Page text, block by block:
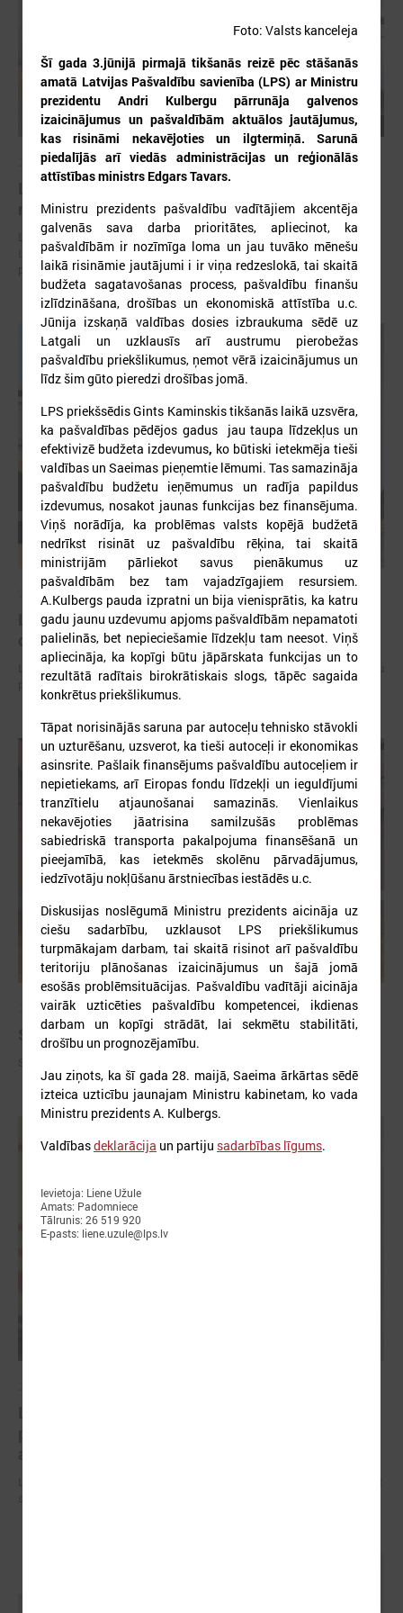
2026. gada 30. jūlijs
Latvijas Pašvaldību savienības un Iekšlietu
ministrijas sarunas
Latvijas Pašvaldību savienība aicina piedalīties Iekšlietu ministrijas un
Latvijas Pašvaldību savienības sarunās, kas notiks šī gada 5. augustā
plkst. 14:30 LPS 4. stāva zālē (Mazā Pils iela 1, Rīga).
2026. gada 15. jūlijs
LPS: Interaktīvā karte vienkopus parāda plašu un
detalizētu informāciju par skolu tīklu Latvijā
LPS: Interaktīvā karte vienkopus parāda plašu un detalizētu informāciju
par skolu tīklu Latvijā
2026. gada 09. jūlijs
Sumināti Latvijas labākie tirgotāji
Foto: Valsts kanceleja
Šī gada 3.jūnijā pirmajā tikšanās reizē pēc stāšanās
amatā Latvijas Pašvaldību savienība (LPS) ar Ministru
prezidentu Andri Kulbergu pārrunāja galvenos
izaicinājumus un pašvaldībām aktuālos jautājumus,
kas risināmi nekavējoties un ilgtermiņā. Sarunā
piedalījās arī viedās administrācijas un reģionālās
attīstības ministrs Edgars Tavars.
Ministru prezidents pašvaldību vadītājiem akcentēja
galvenās sava darba prioritātes, apliecinot, ka
pašvaldībām ir nozīmīga loma un jau tuvāko mēnešu
laikā risināmie jautājumi i ir viņa redzeslokā, tai skaitā
budžeta sagatavošanas process, pašvaldību finanšu
izlīdzināšana, drošības un ekonomiskā attīstība u.c.
Jūnija izskaņā valdības dosies izbraukuma sēdē uz
Latgali un uzklausīs arī austrumu pierobežas
pašvaldību priekšlikumus, ņemot vērā izaicinājumus un
līdz šim gūto pieredzi drošības jomā.
LPS priekšsēdis Gints Kaminskis tikšanās laikā uzsvēra,
ka pašvaldības pēdējos gadus jau taupa līdzekļus un
efektivizē budžeta izdevumus, ko būtiski ietekmēja tieši
valdības un Saeimas pieņemtie lēmumi. Tas samazināja
pašvaldību budžetu ieņēmumus un radīja papildus
izdevumus, nosakot jaunas funkcijas bez finansējuma.
Viņš norādīja, ka problēmas valsts kopējā budžetā
nedrīkst risināt uz pašvaldību rēķina, tai skaitā
ministrijām pārliekot savus pienākumus uz
pašvaldībām bez tam vajadzīgajiem resursiem.
A.Kulbergs pauda izpratni un bija vienisprātis, ka katru
gadu jaunu uzdevumu apjoms pašvaldībām nepamatoti
palielinās, bet nepieciešamie līdzekļu tam neesot. Viņš
apliecināja, ka kopīgi būtu jāpārskata funkcijas un to
rezultātā radītais birokrātiskais slogs, tāpēc sagaida
konkrētus priekšlikumus.
Tāpat norisinājās saruna par autoceļu tehnisko stāvokli
un uzturēšanu, uzsverot, ka tieši autoceļi ir ekonomikas
asinsrite. Pašlaik finansējums pašvaldību autoceļiem ir
nepietiekams, arī Eiropas fondu līdzekļi un ieguldījumi
tranzītielu atjaunošanai samazinās. Vienlaikus
nekavējoties jāatrisina samilzušās problēmas
sabiedriskā transporta pakalpojuma finansēšanā un
pieejamībā, kas ietekmēs skolēnu pārvadājumus,
iedzīvotāju nokļūšanu ārstniecības iestādēs u.c.
Diskusijas noslēgumā Ministru prezidents aicināja uz
ciešu sadarbību, uzklausot LPS priekšlikumus
turpmākajam darbam, tai skaitā risinot arī pašvaldību
teritoriju plānošanas izaicinājumus un šajā jomā
esošās problēmsituācijas. Pašvaldību vadītāji aicināja
vairāk uzticēties pašvaldību kompetencei, ikdienas
darbam un kopīgi strādāt, lai sekmētu stabilitāti,
drošību un prognozējamību.
Jau ziņots, ka šī gada 28. maijā, Saeima ārkārtas sēdē
izteica uzticību jaunajam Ministru kabinetam, ko vada
Ministru prezidents A. Kulbergs.
Valdībasdeklarācija un partiju sadarbības līgums.
Ievietoja: Liene Užule
Amats: Padomniece
Tālrunis: 26 519 920
E-pasts: liene.uzule@lps.lv